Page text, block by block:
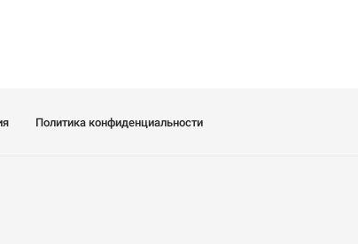
Политика конфиденциальности